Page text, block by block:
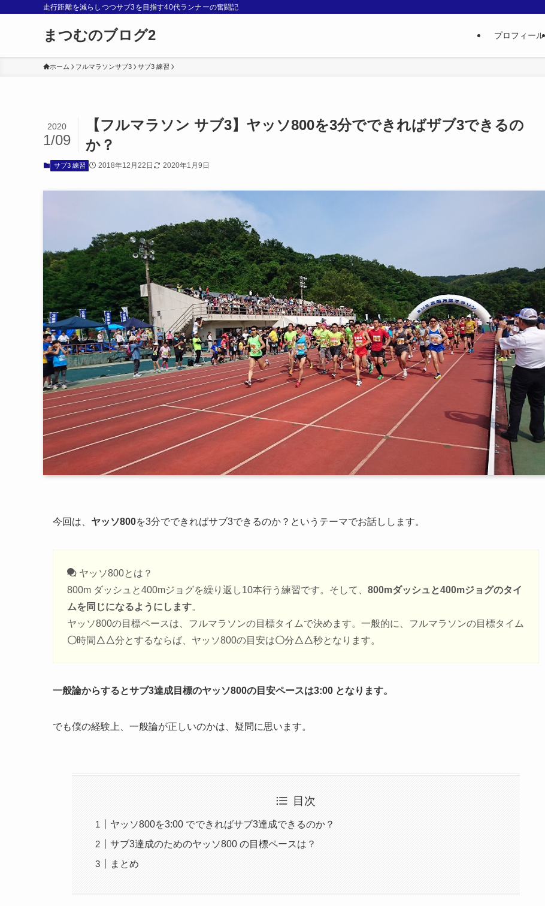
走行距離を減らしつつサブ3を目指す40代ランナーの奮闘記
まつむのブログ2 プロフィール
ホーム フルマラソンサブ3 サブ3 練習
【フルマラソン サブ3】ヤッソ800を3分でできればザブ3できるの
か？
2020
1/09
サブ3 練習 2018年12月22日 2020年1月9日
今回は、 ヤッソ800を3分でできればサブ3できるのか？というテーマでお話しします。
ヤッソ800とは？
800m ダッシュと400mジョグを繰り返し10本行う練習です。そして、 800mダッシュと400mジョグのタイ
ムを同じになるようにします。
ヤッソ800の目標ペースは、フルマラソンの目標タイムで決めます。一般的に、フルマラソンの目標タイム
〇時間 △△分とするならば、ヤッソ800の目安は〇分△△秒となります。
一般論からするとサブ3達成目標のヤッソ800の目安ペースは3:00 となります。
でも僕の経験上、一般論が正しいのかは、疑問に思います。
目次
ヤッソ800を3:00 でできればサブ3達成できるのか？
サブ3達成のためのヤッソ800 の目標ペースは？
まとめ